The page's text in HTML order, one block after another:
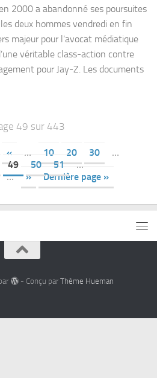
2000 a abandonné ses poursuites
deux hommes vendredi en fin
majeur pour l’avocat médiatique
véritable class-action contre
pour Jay-Z. Les documents
49 sur 443
« … 10 20 30
…
49 50 51
…
… » Dernière page »
- Conçu par Thème Hueman